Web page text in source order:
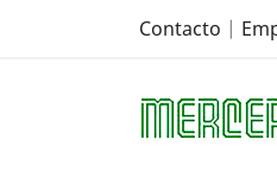
Contacto |